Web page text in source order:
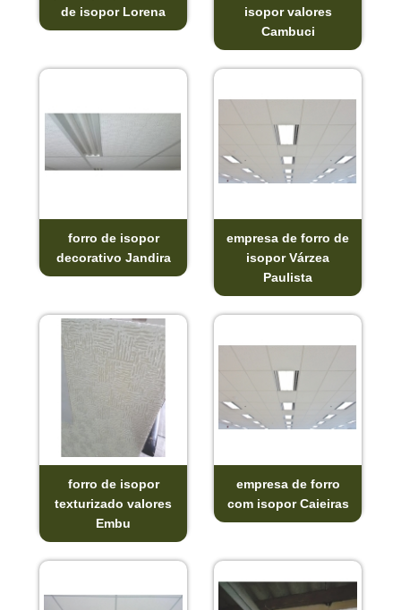
de isopor Lorena
isopor valores
Cambuci
forro de isopor
decorativo Jandira
empresa de forro de
isopor Várzea
Paulista
forro de isopor
texturizado valores
Embu
empresa de forro
com isopor Caieiras